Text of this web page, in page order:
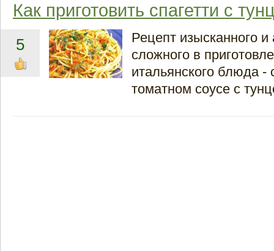
Как приготовить спагетти с
5
Рецепт изысканного
сложного в
итальянского блюда -
томатном соусе с